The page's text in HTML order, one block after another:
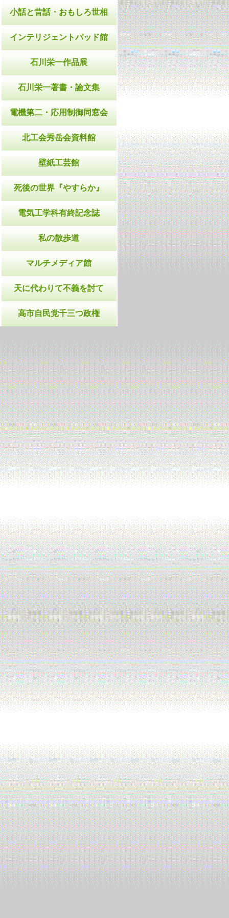
小話と昔話・おもしろ世相
インテリジェントパッド館
石川栄一作品展
石川栄一著書・論文集
電機第二・応用制御同窓会
北工会秀岳会資料館
壁紙工芸館
死後の世界『やすらか』
電気工学科有終記念誌
私の散歩道
マルチメディア館
天に代わりて不義を討て
高市自民党千三つ政権